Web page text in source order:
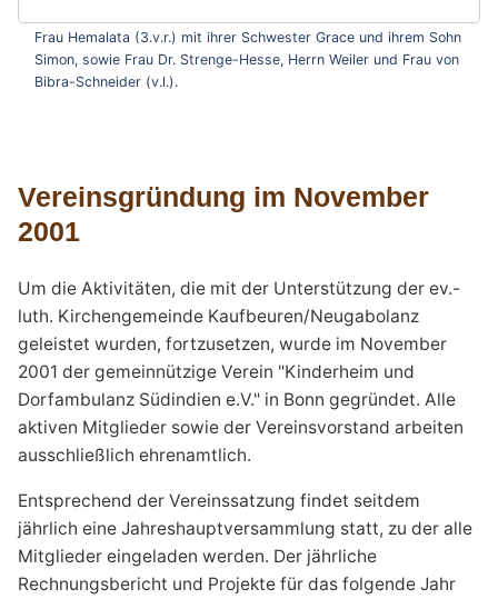
Frau Hemalata (3.v.r.) mit ihrer Schwester Grace und ihrem Sohn
Simon, sowie Frau Dr. Strenge-Hesse, Herrn Weiler und Frau von
Bibra-Schneider (v.l.).
Vereinsgründung im November
2001
Um die Aktivitäten, die mit der Unterstützung der ev.-
luth. Kirchengemeinde Kaufbeuren/Neugabolanz
geleistet wurden, fortzusetzen, wurde im November
2001 der gemeinnützige Verein "Kinderheim und
Dorfambulanz Südindien e.V." in Bonn gegründet. Alle
aktiven Mitglieder sowie der Vereinsvorstand arbeiten
ausschließlich ehrenamtlich.
Entsprechend der Vereinssatzung findet seitdem
jährlich eine Jahreshaupt­versammlung statt, zu der alle
Mitglieder eingeladen werden. Der jährliche
Rechnungsbericht und Projekte für das folgende Jahr